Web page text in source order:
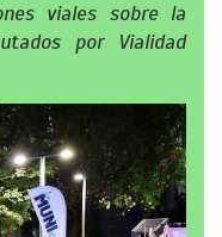
viales sobre la
por Vialidad